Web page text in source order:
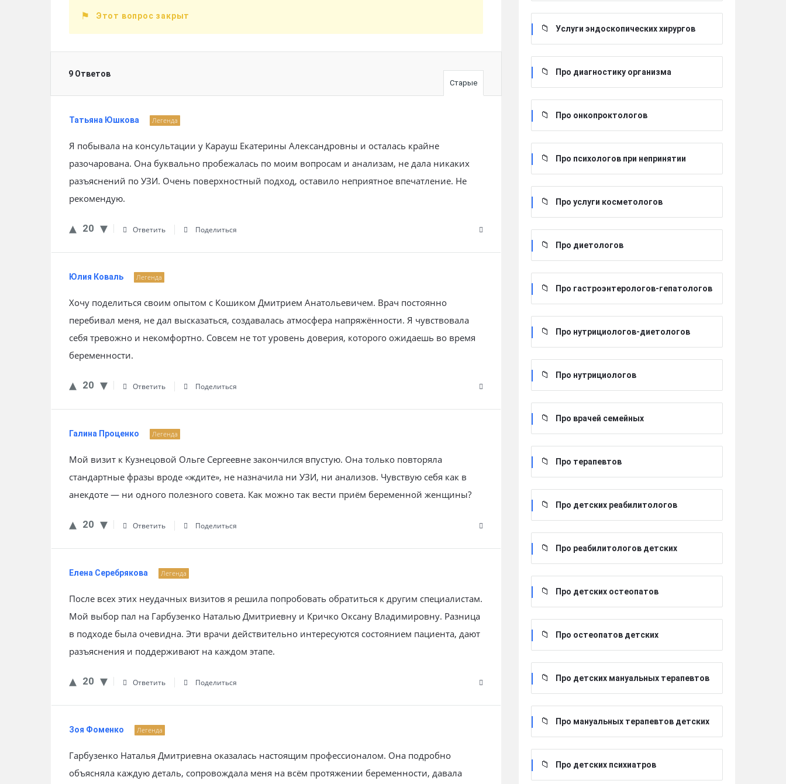
Этот вопрос закрыт
9 Ответов
Старые
Татьяна Юшкова Легенда
Я побывала на консультации у Карауш Екатерины Александровны и осталась крайне
разочарована. Она буквально пробежалась по моим вопросам и анализам, не дала никаких
разъяснений по УЗИ. Очень поверхностный подход, оставило неприятное впечатление. Не
рекомендую.
20 Ответить Поделиться
Юлия Коваль Легенда
Хочу поделиться своим опытом с Кошиком Дмитрием Анатольевичем. Врач постоянно
перебивал меня, не дал высказаться, создавалась атмосфера напряжённости. Я чувствовала
себя тревожно и некомфортно. Совсем не тот уровень доверия, которого ожидаешь во время
беременности.
20 Ответить Поделиться
Галина Проценко Легенда
Мой визит к Кузнецовой Ольге Сергеевне закончился впустую. Она только повторяла
стандартные фразы вроде «ждите», не назначила ни УЗИ, ни анализов. Чувствую себя как в
анекдоте — ни одного полезного совета. Как можно так вести приём беременной женщины?
20 Ответить Поделиться
Елена Серебрякова Легенда
После всех этих неудачных визитов я решила попробовать обратиться к другим специалистам.
Мой выбор пал на Гарбузенко Наталью Дмитриевну и Кричко Оксану Владимировну. Разница
в подходе была очевидна. Эти врачи действительно интересуются состоянием пациента, дают
разъяснения и поддерживают на каждом этапе.
20 Ответить Поделиться
Зоя Фоменко Легенда
Гарбузенко Наталья Дмитриевна оказалась настоящим профессионалом. Она подробно
объясняла каждую деталь, сопровождала меня на всём протяжении беременности, давала
Услуги эндоскопических хирургов
Про диагностику организма
Про онкопроктологов
Про психологов при непринятии
Про услуги косметологов
Про диетологов
Про гастроэнтерологов-гепатологов
Про нутрициологов-диетологов
Про нутрициологов
Про врачей семейных
Про терапевтов
Про детских реабилитологов
Про реабилитологов детских
Про детских остеопатов
Про остеопатов детских
Про детских мануальных терапевтов
Про мануальных терапевтов детских
Про детских психиатров